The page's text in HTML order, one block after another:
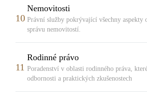
10
Nemovitosti
Právní služby pokrývající všechny aspekty
správu nemovitostí.
11
Rodinné právo
Poradenství v oblasti rodinného práva,
odbornosti a praktických zkušenostech